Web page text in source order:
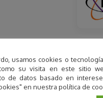
e Interactivo de Ciencias
estructura permanente
en la Escuela
por la Asociación
usamos cookies o
su visita en este sitio
de datos basado en
en nuestra política de